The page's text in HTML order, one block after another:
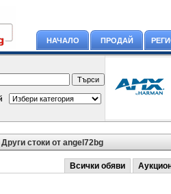
НАЧАЛО ПРОДАЙ
Други стоки от angel72bg
Всички обяви